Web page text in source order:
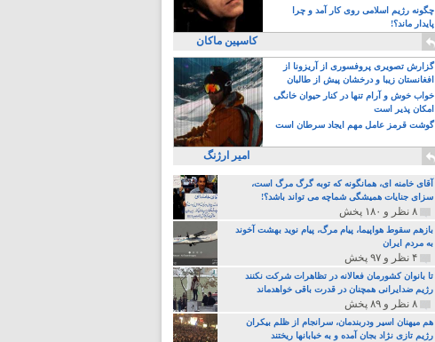
چگونه رژیم اسلامی روی کار آمد و چرا
پایدار ماند؟!
کاسپین ماکان
گزارش تصویری پروفسوری از آریزونا از
افغانستان زیبا و درخشان پیش از طالبان
خواب خوش و آرام تنها در کنار حیوان خانگی
امکان پذیر است
گوشت قرمز عامل مهم ایجاد سرطان است
امیر ارژنگ
آقای خامنه ای، همانگونه که توبه گرگ مرگ است،
سزای جنایات همیشگی شماچه می تواند باشد؟!
۸ نظر و ۱۸۰ پخش
بازهم سقوط هواپیما، پیام مرگ، پیام نوید بهشت آخوند
به مردم ایران
۴ نظر و ۹۷ پخش
تا بانوان کشورمان فعالانه در تظاهرات شرکت نکنند
رژیم ضدایرانی همچنان در قدرت باقی خواهدماند
۸ نظر و ۸۹ پخش
هم میهنان اسیر ودربندمان، سرانجام از ظلم بیکران
رژیم تازی نژاد بجان آمده و به خبابانها ریختند